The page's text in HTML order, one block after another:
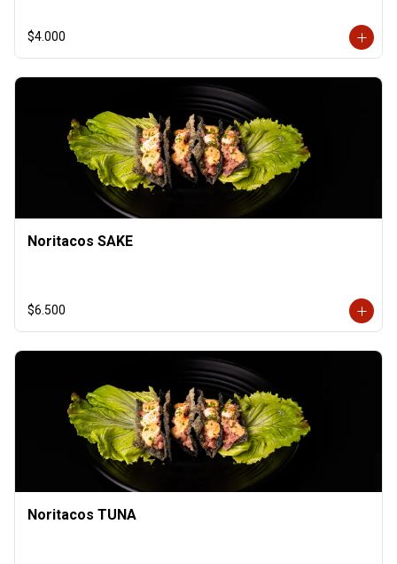
$4.000
Noritacos SAKE
$6.500
Noritacos TUNA